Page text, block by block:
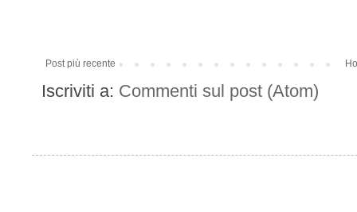
Post più recente
Iscriviti a: Commenti sul post (Atom)